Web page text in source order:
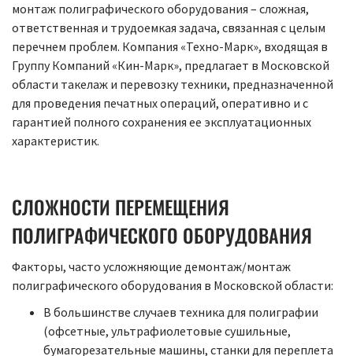
монтаж полиграфического оборудования – сложная,
ответственная и трудоемкая задача, связанная с целым
перечнем проблем. Компания «Техно-Марк», входящая в
Группу Компаний «Кин-Марк», предлагает в Московской
области такелаж и перевозку техники, предназначенной
для проведения печатных операций, оперативно и с
гарантией полного сохранения ее эксплуатационных
характеристик.
СЛОЖНОСТИ ПЕРЕМЕЩЕНИЯ
ПОЛИГРАФИЧЕСКОГО ОБОРУДОВАНИЯ
Факторы, часто усложняющие демонтаж/монтаж
полиграфического оборудования в Московской области:
В большинстве случаев техника для полиграфии
(офсетные, ультрафиолетовые сушильные,
бумагорезательные машины, станки для переплета